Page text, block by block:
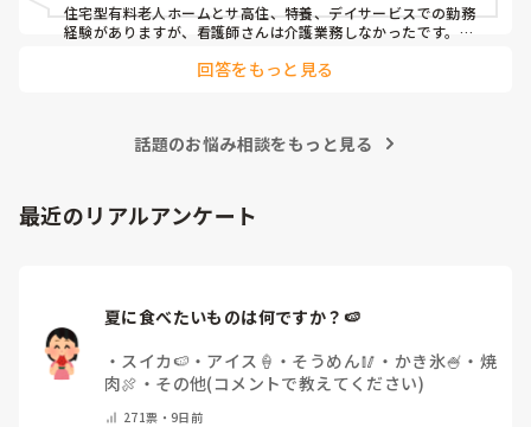
住宅型有料老人ホームとサ高住、特養、デイサービスでの勤務
経験がありますが、看護師さんは介護業務しなかったです。
よ！というような看護師さんがいると感謝でした🙏
回答をもっと見る
話題のお悩み相談をもっと見る
最近のリアルアンケート
夏に食べたいものは何ですか？🍉
・ スイカ🍉 ・ アイス🍦 ・ そうめん🥢 ・ かき氷🍧 ・ 焼
肉🍖 ・ その他(コメントで教えてください)
271票・9日前